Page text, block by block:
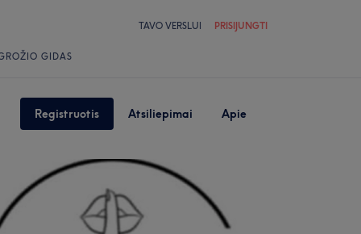
TAVO VERSLUI PRISIJUNGTI
GIDAS
Registruotis Atsiliepimai Apie